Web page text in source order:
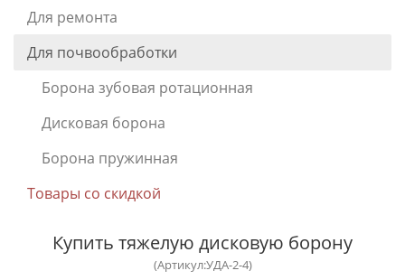
Для ремонта
Для почвообработки
Борона зубовая ротационная
Дисковая борона
Борона пружинная
Товары со скидкой
Купить тяжелую дисковую борону
(Артикул:УДА-2-4)